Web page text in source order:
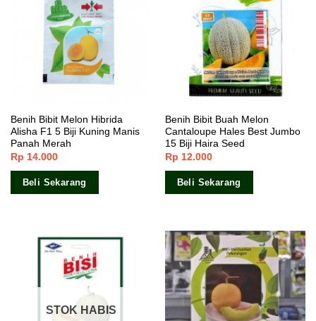
Benih Bibit Melon Hibrida
Alisha F1 5 Biji Kuning Manis
Panah Merah
Rp 14.000
Beli Sekarang
Benih Bibit Buah Melon
Cantaloupe Hales Best Jumbo
15 Biji Haira Seed
Rp 12.000
Beli Sekarang
STOK HABIS